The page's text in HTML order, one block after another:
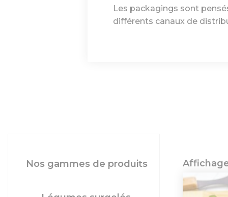
Les packagings sont
différents canaux de
Nos gammes de produits